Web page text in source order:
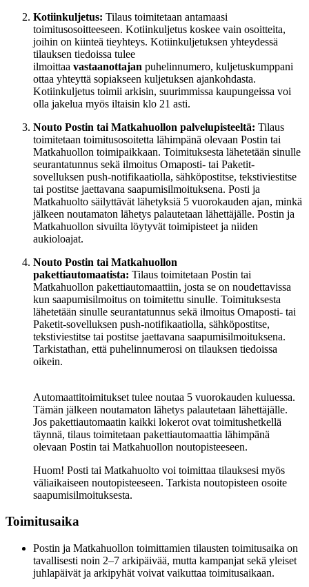
Kotiinkuljetus: Tilaus toimitetaan antamaasi
toimitusosoitteeseen. Kotiinkuljetus koskee vain osoitteita,
joihin on kiinteä tieyhteys. Kotiinkuljetuksen yhteydessä
tilauksen tiedoissa tulee
ilmoittaa vastaanottajan puhelinnumero, kuljetuskumppani
ottaa yhteyttä sopiakseen kuljetuksen ajankohdasta.
Kotiinkuljetus toimii arkisin, suurimmissa kaupungeissa voi
olla jakelua myös iltaisin klo 21 asti.
Nouto Postin tai Matkahuollon palvelupisteeltä: Tilaus
toimitetaan toimitusosoitetta lähimpänä olevaan Postin tai
Matkahuollon toimipaikkaan. Toimituksesta lähetetään sinulle
seurantatunnus sekä ilmoitus Omaposti- tai Paketit-
sovelluksen push-notifikaatiolla, sähköpostitse, tekstiviestitse
tai postitse jaettavana saapumisilmoituksena. Posti ja
Matkahuolto säilyttävät lähetyksiä 5 vuorokauden ajan, minkä
jälkeen noutamaton lähetys palautetaan lähettäjälle. Postin ja
Matkahuollon sivuilta löytyvät toimipisteet ja niiden
aukioloajat.
Nouto Postin tai Matkahuollon
pakettiautomaatista: Tilaus toimitetaan Postin tai
Matkahuollon pakettiautomaattiin, josta se on noudettavissa
kun saapumisilmoitus on toimitettu sinulle. Toimituksesta
lähetetään sinulle seurantatunnus sekä ilmoitus Omaposti- tai
Paketit-sovelluksen push-notifikaatiolla, sähköpostitse,
tekstiviestitse tai postitse jaettavana saapumisilmoituksena.
Tarkistathan, että puhelinnumerosi on tilauksen tiedoissa
oikein.
Automaattitoimitukset tulee noutaa 5 vuorokauden kuluessa.
Tämän jälkeen noutamaton lähetys palautetaan lähettäjälle.
Jos pakettiautomaatin kaikki lokerot ovat toimitushetkellä
täynnä, tilaus toimitetaan pakettiautomaattia lähimpänä
olevaan Postin tai Matkahuollon noutopisteeseen.
Huom! Posti tai Matkahuolto voi toimittaa tilauksesi myös
väliaikaiseen noutopisteeseen. Tarkista noutopisteen osoite
saapumisilmoituksesta.
Toimitusaika
Postin ja Matkahuollon toimittamien tilausten toimitusaika on
tavallisesti noin 2–7 arkipäivää, mutta kampanjat sekä yleiset
juhlapäivät ja arkipyhät voivat vaikuttaa toimitusaikaan.